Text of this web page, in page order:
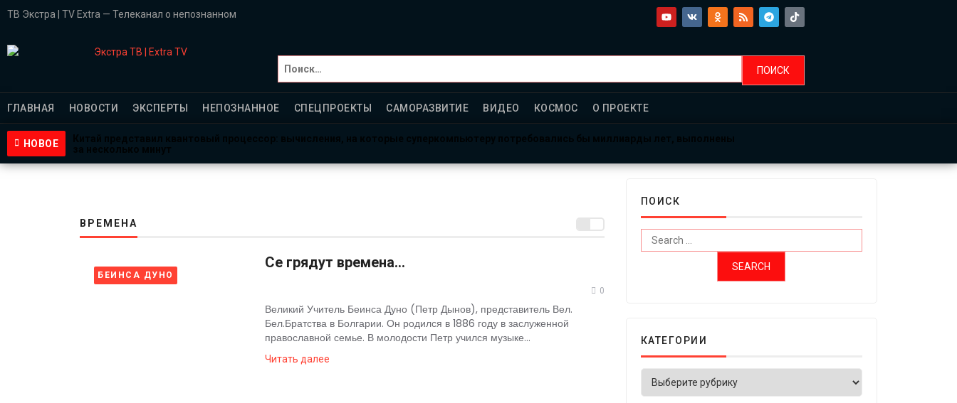
ТВ Экстра | TV Extra — Телеканал о непознанном
ГЛАВНАЯ НОВОСТИ ЭКСПЕРТЫ НЕПОЗНАННОЕ СПЕЦПРОЕКТЫ САМОРАЗВИТИЕ ВИДЕО КОСМОС О ПРОЕКТЕ
НОВОСТИ
Эксперты
Спецпроекты
НОВОЕ
Китай представил квантовый процессор: вычисления, на которые суперкомпьютеру потребовались бы миллиарды лет, выполнены
за несколько минут
1 неделя назад
NASA ищет добровольцев для жизни на Луне и Марсе: готовы провести год в полной изоляции?
ВРЕМЕНА
БЕИНСА ДУНО
Се грядут времена…
0
Великий Учитель Беинса Дуно (Петр Дынов), представитель Вел.
Бел.Братства в Болгарии. Он родился в 1886 году в заслуженной
православной семье. В молодости Петр учился музыке...
Читать далее
ПОИСК
КАТЕГОРИИ